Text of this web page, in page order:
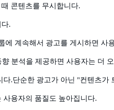
콘텐츠를 무시합니다.
.
에 계속해서 광고를 게시하면 사
분석을 제공하면 사용자는 더
다.단순한 광고가 아닌 "컨텐츠가
용자의 품질도 높아집니다.